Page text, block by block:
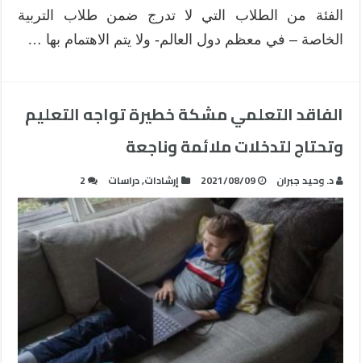
الفئة من الطلاب التي لا تدرج ضمن طلاب التربية
الخاصة – في معظم دول العالم- ولا يتم الاهتمام بها …
الفاقد التعلمي مشكة خطيرة تواجه التعليم
وتحتاج لتدخلات ملائمة وناجعة
د. وحيد جبران 2021/08/09 إرشادات,دراسات 2